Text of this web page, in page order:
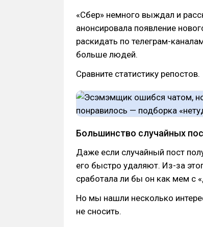
«Сбер» немного выждал и
анонсировала появление
раскидать по телеграм-
больше людей.
Сравните статистику репостов.
Большинство случайных
Даже если случайный пост
его быстро удаляют. Из-за
сработала ли бы он как мем с
Но мы нашли несколько
не сносить.